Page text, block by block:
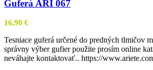
Guferá ARI 067
16,90 €
Tesniace guferá určené do predných tlmičov
správny výber gufier použite prosím online
neváhajte kontaktovať.. https://